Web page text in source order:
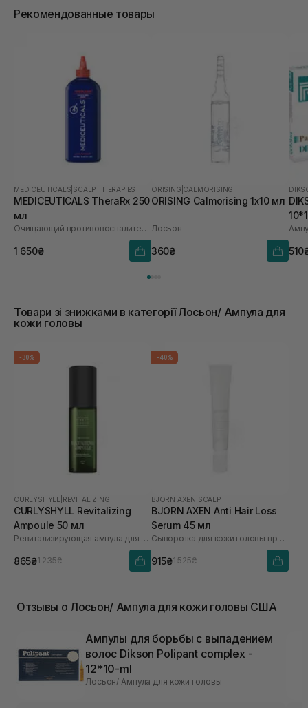
Рекомендованные товары
MEDICEUTICALS SCALP THERAPIES
MEDICEUTICALS TheraRx 250
мл
Очищающий противовоспалительный уход для кожи головы и кожи тела
1 650₴
ORISING CALMORISING
ORISING Calmorising 1х10 мл
Лосьон
360₴
Товари зі знижками в категорії Лосьон/ Ампула для
кожи головы
-30%
CURLYSHYLL REVITALIZING
CURLYSHYLL Revitalizing
Ampoule 50 мл
Ревитализирующая ампула для кожи головы
865₴1 235₴
-40%
BJORN AXEN SCALP
BJORN AXEN Anti Hair Loss
Serum 45 мл
Сыворотка для кожи головы против выпадения волос
915₴1 525₴
Отзывы о Лосьон/ Ампула для кожи головы США
Ампулы для борьбы с выпадением
волос Dikson Polipant complex -
12*10-ml
Лосьон/ Ампула для кожи головы